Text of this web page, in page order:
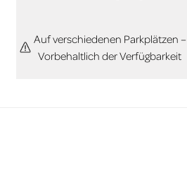
Auf verschiedenen Parkplätzen –
Vorbehaltlich der Verfügbarkeit